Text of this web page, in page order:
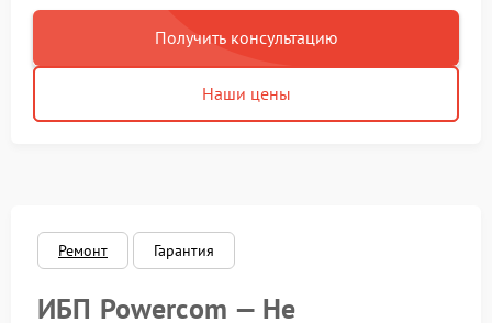
Получить консультацию
Наши цены
Ремонт Гарантия
ИБП Powercom — Не